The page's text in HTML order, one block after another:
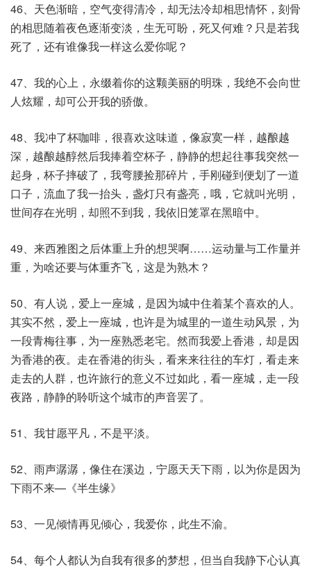
46、天色渐暗，空气变得清冷，却无法冷却相思情怀，刻骨
的相思随着夜色逐渐变淡，生无可盼，死又何难？只是若我
死了，还有谁像我一样这么爱你呢？
47、我的心上，永缀着你的这颗美丽的明珠，我绝不会向世
人炫耀，却可公开我的骄傲。
48、我冲了杯咖啡，很喜欢这味道，像寂寞一样，越酿越
深，越酿越醇然后我捧着空杯子，静静的想起往事我突然一
起身，杯子摔破了，我弯腰捡那碎片，手刚碰到便划了一道
口子，流血了我一抬头，盏灯只有盏亮，哦，它就叫光明，
世间存在光明，却照不到我，我依旧笼罩在黑暗中。
49、来西雅图之后体重上升的想哭啊……运动量与工作量并
重，为啥还要与体重齐飞，这是为熟木？
50、有人说，爱上一座城，是因为城中住着某个喜欢的人。
其实不然，爱上一座城，也许是为城里的一道生动风景，为
一段青梅往事，为一座熟悉老宅。然而我爱上香港，却是因
为香港的夜。走在香港的街头，看来来往往的车灯，看走来
走去的人群，也许旅行的意义不过如此，看一座城，走一段
夜路，静静的聆听这个城市的声音罢了。
51、我甘愿平凡，不是平淡。
52、雨声潺潺，像住在溪边，宁愿天天下雨，以为你是因为
下雨不来—《半生缘》
53、一见倾情再见倾心，我爱你，此生不渝。
54、每个人都认为自我有很多的梦想，但当自我静下心认真